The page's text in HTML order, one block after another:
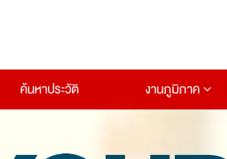
ค้นหาประวัติ งานภูมิภาค